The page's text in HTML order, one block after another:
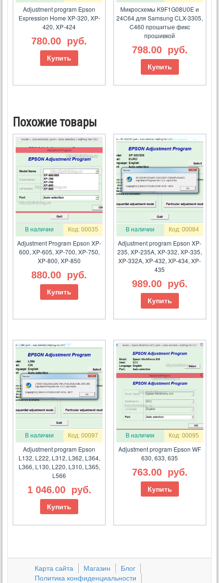
Adjustment program Epson
Expression Home XP-320, XP-
420, XP-424
780.00 руб.
Купить
Микросхемы K9F1G08U0E и
24C64 для Samsung CLX-3305,
C460 прошитые фикс
прошивкой
798.00 руб.
Купить
Похожие товары
В наличии Код: 00035
Adjustment Program Epson XP-
600, XP-605, XP-700, XP-750,
XP-800, XP-850
880.00 руб.
Купить
В наличии Код: 00084
Adjustment program Epson XP-
235, XP-235A, XP-332, XP-335,
XP-332A, XP-432, XP-434, XP-
435
989.00 руб.
Купить
В наличии Код: 00097
Adjustment program Epson
L132, L222, L312, L362, L364,
L366, L130, L220, L310, L365,
L566
1 046.00 руб.
Купить
В наличии Код: 00095
Adjustment program Epson WF
630, 633, 635
763.00 руб.
Купить
Карта сайта Магазин
Блог
Политика конфиденциальности